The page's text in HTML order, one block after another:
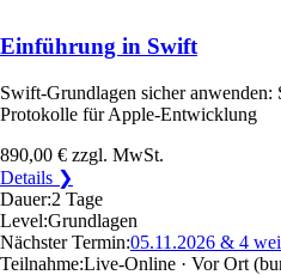
Einführung in Swift
Swift-Grundlagen sicher
Protokolle für Apple-Entwicklung
890,00 € zzgl. MwSt.
Details ❯
Dauer:2 Tage
Level:Grundlagen
Nächster Termin:05.11.2026 & 4
Teilnahme:Live-Online · Vor Ort